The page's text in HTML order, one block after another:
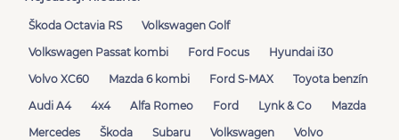
Škoda Octavia RS
Volkswagen Golf
Volkswagen Passat kombi
Ford Focus
Hyundai i30
Volvo XC60
Mazda 6 kombi Ford S-MAX
Toyota benzín
Audi A4
4x4 Alfa Romeo Ford Lynk & Co
Mazda
Mercedes
Škoda Subaru Volkswagen Volvo